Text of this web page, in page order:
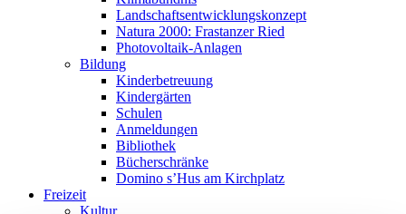
Landschaftsentwicklungskonzept
Natura 2000: Frastanzer Ried
Photovoltaik-Anlagen
Bildung
Kinderbetreuung
Kindergärten
Schulen
Anmeldungen
Bibliothek
Bücherschränke
Domino s’Hus am Kirchplatz
Freizeit
Kultur